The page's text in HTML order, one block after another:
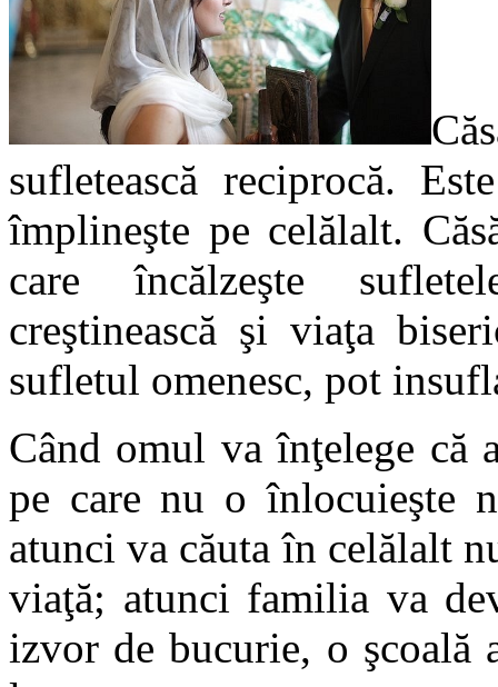
sufletească reciprocă.
împlineşte pe celălalt.
care încălzeşte
creştinească şi viaţa
sufletul omenesc, pot
Când omul va înţelege că
pe care nu o înlocuieşte
atunci va căuta în celălalt
viaţă; atunci familia va
izvor de bucurie, o şcoală